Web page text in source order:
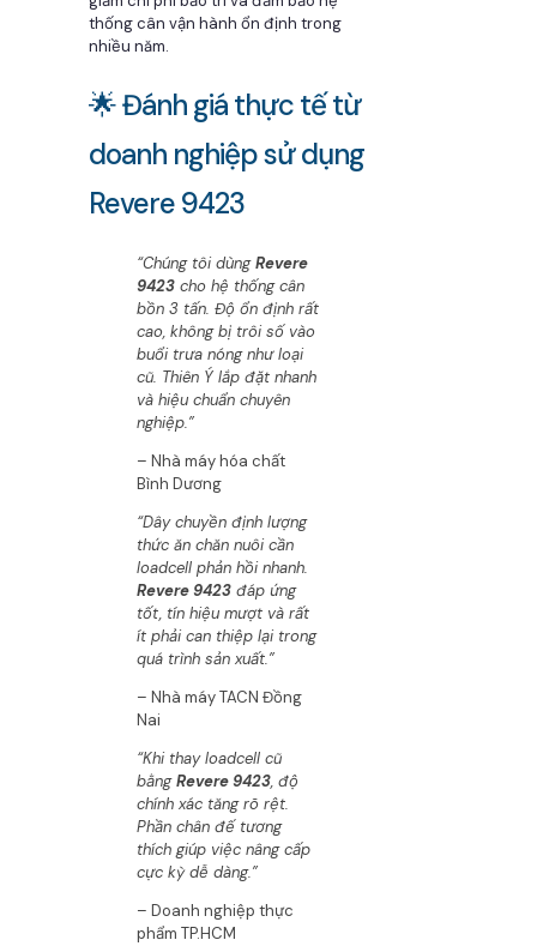
thống cân vận hành ổn định trong
nhiều năm.
🌟 Đánh giá thực tế từ
doanh nghiệp sử dụng
Revere 9423
“Chúng tôi dùngRevere
9423 cho hệ thống cân
bồn 3 tấn. Độ ổn định rất
cao, không bị trôi số vào
buổi trưa nóng như loại
cũ. Thiên Ý lắp đặt nhanh
và hiệu chuẩn chuyên
nghiệp.”
– Nhà máy hóa chất
Bình Dương
“Dây chuyền định lượng
thức ăn chăn nuôi cần
loadcell phản hồi nhanh.
Revere 9423 đáp ứng
tốt, tín hiệu mượt và rất
ít phải can thiệp lại trong
quá trình sản xuất.”
– Nhà máy TACN Đồng
Nai
“Khi thay loadcell cũ
bằngRevere 9423, độ
chính xác tăng rõ rệt.
Phần chân đế tương
thích giúp việc nâng cấp
cực kỳ dễ dàng.”
– Doanh nghiệp thực
phẩm TP.HCM